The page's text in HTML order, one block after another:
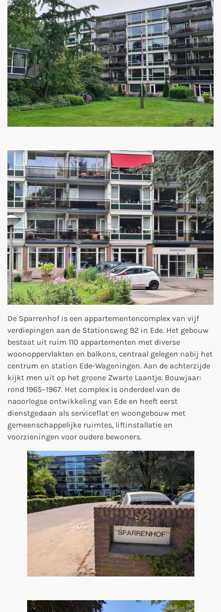
De Sparrenhof is een appartementencomplex van vijf
verdiepingen aan de Stationsweg 92 in Ede. Het gebouw
bestaat uit ruim 110 appartementen met diverse
woonoppervlakten en balkons, centraal gelegen nabij het
centrum en station Ede-Wageningen. Aan de achterzijde
kijkt men uit op het groene Zwarte Laantje. Bouwjaar:
rond 1965–1967. Het complex is onderdeel van de
naoorlogse ontwikkeling van Ede en heeft eerst
dienstgedaan als serviceflat en woongebouw met
gemeenschappelijke ruimtes, liftinstallatie en
voorzieningen voor oudere bewoners.